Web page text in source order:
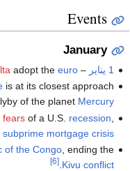
Events
January
1 يناير –
adopt the euro
is at its closest approach
of the planet Mercury
fearsof a U.S. recession
subprime mortgage crisis
of the Congo, ending the
Kivu conflict
.
[6]